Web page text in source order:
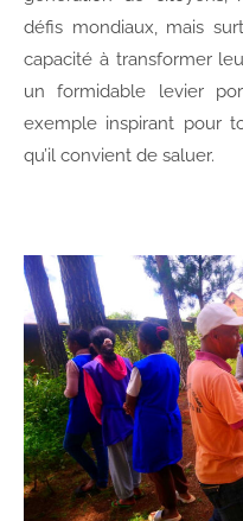
défis mondiaux, mais
capacité à transformer
un formidable levier
exemple inspirant pour
qu’il convient de saluer.